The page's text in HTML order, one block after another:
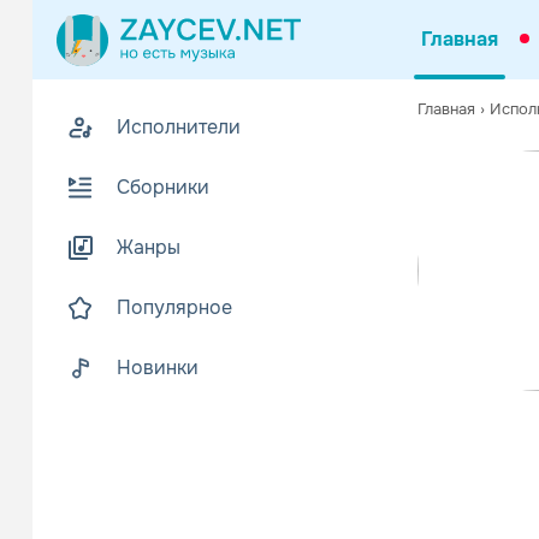
Главная
Исполнители
Сборники
Жанры
Популярное
Новинки
Главная ›
Вскоре,